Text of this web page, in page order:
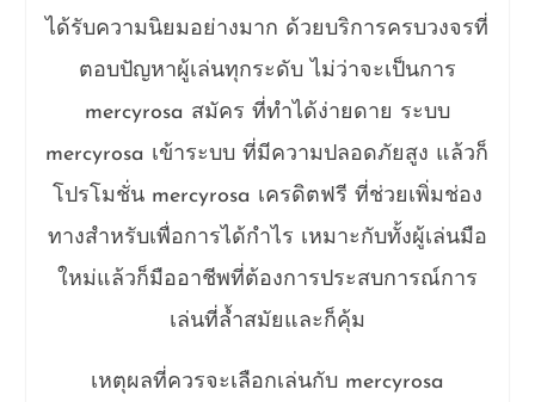
ได้รับความนิยมอย่างมาก ด้วยบริการครบวงจรที่
ตอบปัญหาผู้เล่นทุกระดับ ไม่ว่าจะเป็นการ
mercyrosa สมัคร ที่ทำได้ง่ายดาย ระบบ
mercyrosa เข้าระบบ ที่มีความปลอดภัยสูง แล้วก็
โปรโมชั่น mercyrosa เครดิตฟรี ที่ช่วยเพิ่มช่อง
ทางสำหรับเพื่อการได้กำไร เหมาะกับทั้งผู้เล่นมือ
ใหม่แล้วก็มืออาชีพที่ต้องการประสบการณ์การ
เล่นที่ล้ำสมัยและก็คุ้ม
เหตุผลที่ควรจะเลือกเล่นกับ mercyrosa